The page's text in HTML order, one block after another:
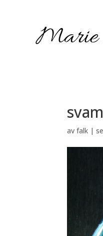
avfalk |